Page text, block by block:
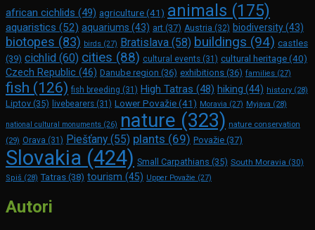
african cichlids (49) agriculture(41) animals (175)
aquaristics (52) aquariums (43) art (37) Austria (32) biodiversity(43)
biotopes (83) birds (27) Bratislava (58) buildings (94) castles
(39) cichlid (60) cities (88) cultural events (31) cultural heritage (40)
Czech Republic (46) Danube region (36) exhibitions (36) families (27)
fish (126) fish breeding (31) High Tatras (48) hiking (44) history (28)
Liptov (35) livebearers (31) Lower Považie(41) Moravia (27) Myjava (28)
national cultural monuments (26) nature (323) nature conservation
(29) Orava (31) Piešťany (55) plants (69) Považie (37)
Slovakia (424) Small Carpathians (35) South Moravia (30)
Spiš (28) Tatras (38) tourism (45) Upper Považie (27)
Autori